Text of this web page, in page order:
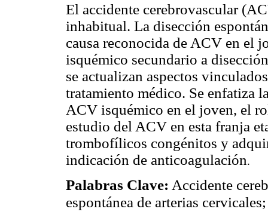
El accidente cerebrovascular
inhabitual. La disección
causa reconocida de ACV en el
isquémico secundario a
se actualizan aspectos
tratamiento médico. Se enfatiza
ACV isquémico en el joven, el
estudio del ACV en esta franja
trombofílicos congénitos y
indicación de anticoagulación.
Palabras Clave: Accidente
espontánea de arterias